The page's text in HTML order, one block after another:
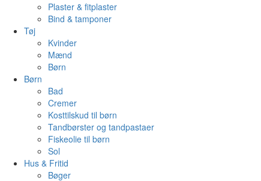
Plaster & fitplaster
Bind & tamponer
Tøj
Kvinder
Mænd
Børn
Børn
Bad
Cremer
Kosttilskud til børn
Tandbørster og tandpastaer
Fiskeolie til børn
Sol
Hus & Fritid
Bøger